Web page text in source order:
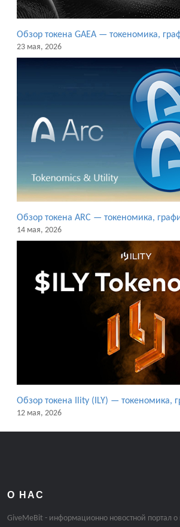
Обзор токена GAEA — токеномика,
23 мая, 2026
Обзор токена ARC — токеномика,
14 мая, 2026
Обзор токена Ility (ILY) — токеномика,
12 мая, 2026
О НАС
GiveMeBit - информационно новостной портал о